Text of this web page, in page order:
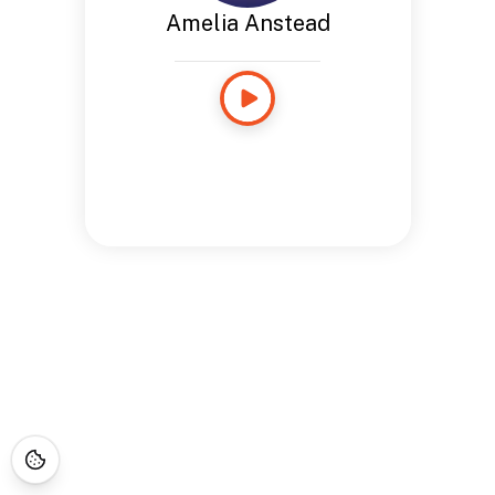
Amelia Anstead